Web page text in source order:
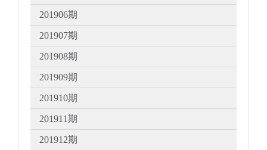
201906期
201907期
201908期
201909期
201910期
201911期
201912期